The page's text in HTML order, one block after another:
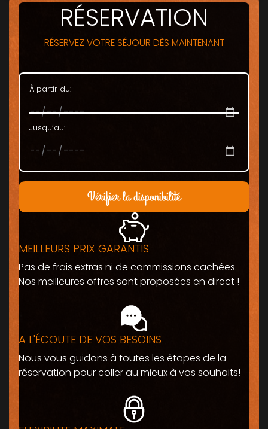
RÉSERVATION
RÉSERVEZ VOTRE SÉJOUR DÈS MAINTENANT
À partir du:
Jusqu’au:
Vérifier la disponibilité
MEILLEURS PRIX GARANTIS
Pas de frais extras ni de commissions cachées.
Nos meilleures offres sont proposées en direct !
A L'ÉCOUTE DE VOS BESOINS
Nous vous guidons à toutes les étapes de la
réservation pour coller au mieux à vos souhaits!